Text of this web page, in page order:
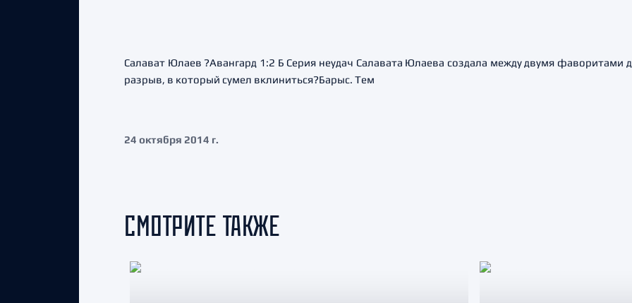
Салават Юлаев ?Авангард 1:2 Б Серия неудач Салавата Юлаева создала между двумя
разрыв, в который сумел вклиниться?Барыс. Тем
24 октября 2014 г.
СМОТРИТЕ ТАКЖЕ